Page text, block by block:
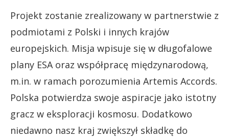
Projekt zostanie zrealizowany w partnerstwie z
podmiotami z Polski i innych krajów
europejskich. Misja wpisuje się w długofalowe
plany ESA oraz współpracę międzynarodową,
m.in. w ramach porozumienia Artemis Accords.
Polska potwierdza swoje aspiracje jako istotny
gracz w eksploracji kosmosu. Dodatkowo
niedawno nasz kraj zwiększył składkę do